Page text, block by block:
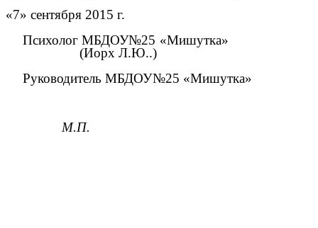
«7» сентября 2015 г.
Психолог МБДОУ№25 «Мишутка»
(Иорх Л.Ю..)
Руководитель МБДОУ№25 «Мишутка»
М.П.